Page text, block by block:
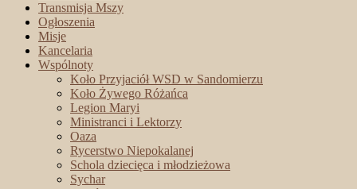
Transmisja Mszy
Ogłoszenia
Misje
Kancelaria
Wspólnoty
Koło Przyjaciół WSD w Sandomierzu
Koło Żywego Różańca
Legion Maryi
Ministranci i Lektorzy
Oaza
Rycerstwo Niepokalanej
Schola dziecięca i młodzieżowa
Sychar